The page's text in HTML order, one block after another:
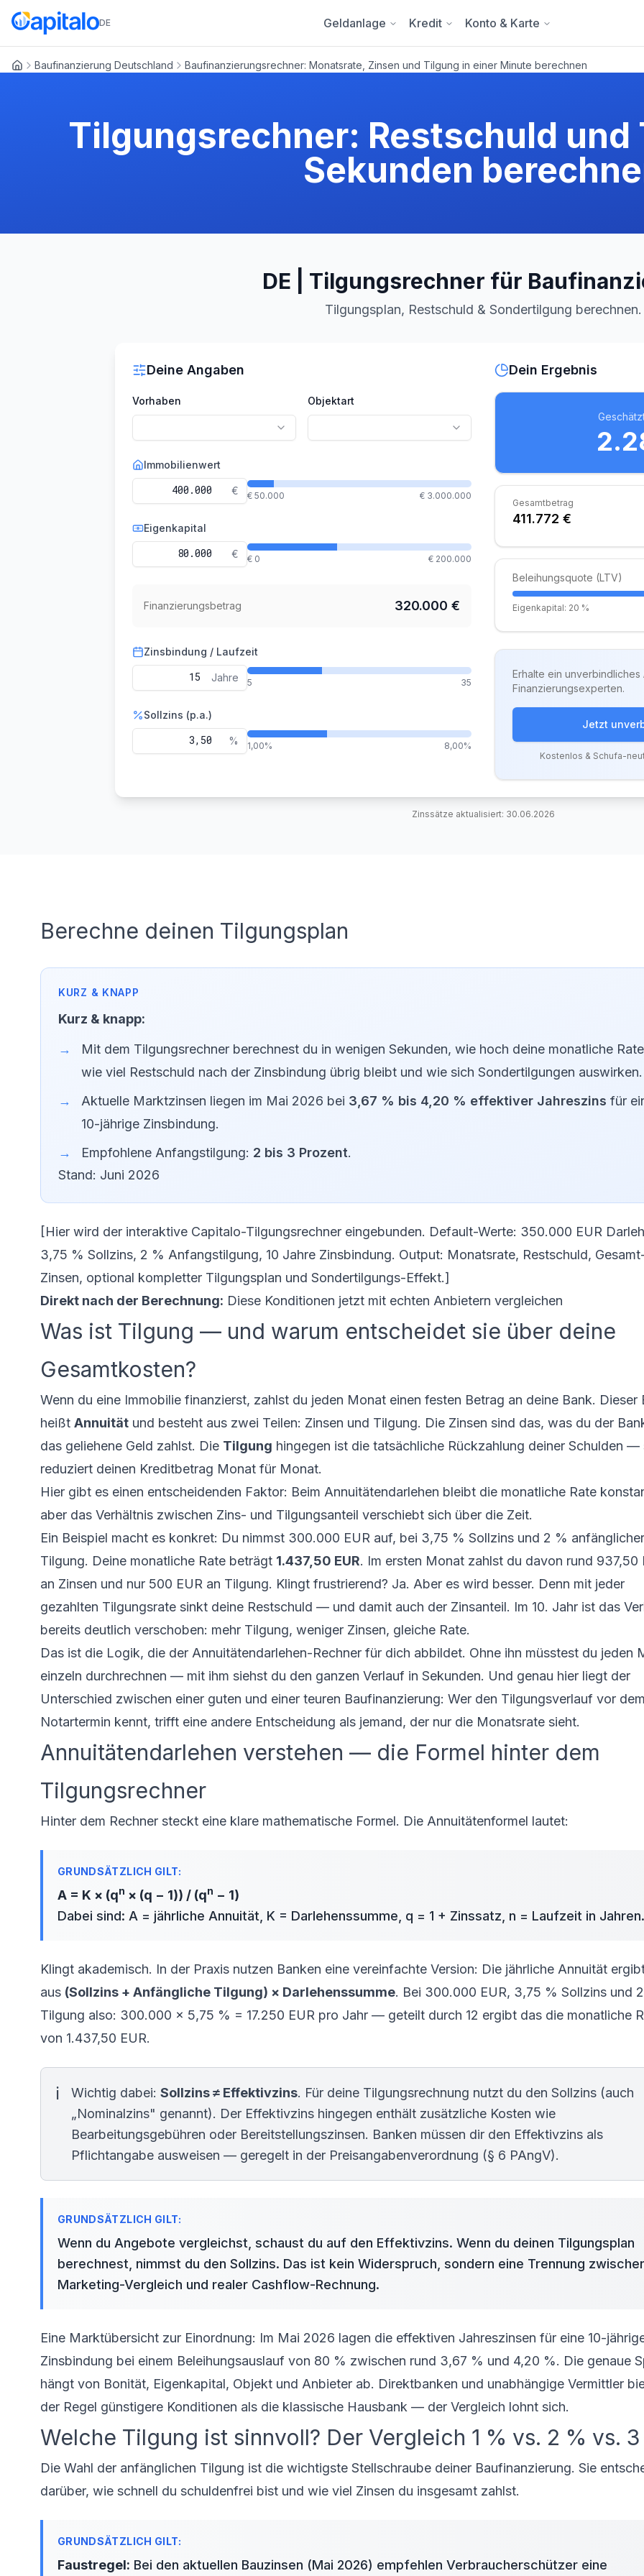
DE Geldanlage Kredit Konto & Karte
Baufinanzierung Deutschland Baufinanzierungsrechner: Monatsrate, Zinsen und Tilgung in einer Minute berechnen
Tilgungsrechner: Restschuld und
Sekunden
DE | Tilgungsrechner für
Tilgungsplan, Restschuld & Sondertilgung berechnen.
Deine Angaben
Vorhaben Objektart
Immobilienwert
€ € 50.000 € 3.000.000
Eigenkapital
€ € 0 € 200.000
Finanzierungsbetrag 320.000 €
Zinsbindung / Laufzeit
Jahre 5 35
Sollzins (p.a.)
% 1,00% 8,00%
Dein Ergebnis
Gesamtbetrag
411.772 €
Beleihungsquote (LTV)
Eigenkapital: 20 %
Erhalte ein
Finanzierungsexperten.
Jetzt
Kostenlos & Schufa-
Zinssätze aktualisiert: 30.06.2026
Berechne deinen Tilgungsplan
Kurz & knapp:
Mit dem Tilgungsrechner berechnest du in wenigen Sekunden, wie hoch deine monatliche
wie viel Restschuld nach der Zinsbindung übrig bleibt und wie sich Sondertilgungen auswirken.
Aktuelle Marktzinsen liegen im Mai 2026 bei 3,67 % bis 4,20 % effektiver Jahreszins für
10-jährige Zinsbindung.
Empfohlene Anfangstilgung: 2 bis 3 Prozent.
Stand: Juni 2026
[Hier wird der interaktive Capitalo-Tilgungsrechner eingebunden. Default-Werte: 350.000 EUR
3,75 % Sollzins, 2 % Anfangstilgung, 10 Jahre Zinsbindung. Output: Monatsrate, Restschuld,
Zinsen, optional kompletter Tilgungsplan und Sondertilgungs-Effekt.]
Direkt nach der Berechnung: Diese Konditionen jetzt mit echten Anbietern vergleichen
Was ist Tilgung — und warum entscheidet sie über deine
Gesamtkosten?
Wenn du eine Immobilie finanzierst, zahlst du jeden Monat einen festen Betrag an deine Bank. Dieser
heißt Annuität und besteht aus zwei Teilen: Zinsen und Tilgung. Die Zinsen sind das, was du der
das geliehene Geld zahlst. Die Tilgung hingegen ist die tatsächliche Rückzahlung deiner Schulden —
reduziert deinen Kreditbetrag Monat für Monat.
Hier gibt es einen entscheidenden Faktor: Beim Annuitätendarlehen bleibt die monatliche Rate
aber das Verhältnis zwischen Zins- und Tilgungsanteil verschiebt sich über die Zeit.
Ein Beispiel macht es konkret: Du nimmst 300.000 EUR auf, bei 3,75 % Sollzins und 2 % anfänglicher
Tilgung. Deine monatliche Rate beträgt 1.437,50 EUR. Im ersten Monat zahlst du davon rund 937,50
an Zinsen und nur 500 EUR an Tilgung. Klingt frustrierend? Ja. Aber es wird besser. Denn mit jeder
gezahlten Tilgungsrate sinkt deine Restschuld — und damit auch der Zinsanteil. Im 10. Jahr ist das
bereits deutlich verschoben: mehr Tilgung, weniger Zinsen, gleiche Rate.
Das ist die Logik, die der Annuitätendarlehen-Rechner für dich abbildet. Ohne ihn müsstest du jeden
einzeln durchrechnen — mit ihm siehst du den ganzen Verlauf in Sekunden. Und genau hier liegt der
Unterschied zwischen einer guten und einer teuren Baufinanzierung: Wer den Tilgungsverlauf vor dem
Notartermin kennt, trifft eine andere Entscheidung als jemand, der nur die Monatsrate sieht.
Annuitätendarlehen verstehen — die Formel hinter dem
Tilgungsrechner
Hinter dem Rechner steckt eine klare mathematische Formel. Die Annuitätenformel lautet:
A = K × (qn × (q − 1)) / (qn − 1)
Dabei sind: A = jährliche Annuität, K = Darlehenssumme, q = 1 + Zinssatz, n = Laufzeit in Jahren.
Klingt akademisch. In der Praxis nutzen Banken eine vereinfachte Version: Die jährliche Annuität
aus (Sollzins + Anfängliche Tilgung) × Darlehenssumme. Bei 300.000 EUR, 3,75 % Sollzins und
Tilgung also: 300.000 × 5,75 % = 17.250 EUR pro Jahr — geteilt durch 12 ergibt das die monatliche
von 1.437,50 EUR.
Wichtig dabei: Sollzins ≠ Effektivzins. Für deine Tilgungsrechnung nutzt du den Sollzins (auch
„Nominalzins" genannt). Der Effektivzins hingegen enthält zusätzliche Kosten wie
Bearbeitungsgebühren oder Bereitstellungszinsen. Banken müssen dir den Effektivzins als
Pflichtangabe ausweisen — geregelt in der Preisangabenverordnung (§ 6 PAngV).
Wenn du Angebote vergleichst, schaust du auf den Effektivzins. Wenn du deinen Tilgungsplan
berechnest, nimmst du den Sollzins. Das ist kein Widerspruch, sondern eine Trennung
Marketing-Vergleich und realer Cashflow-Rechnung.
Eine Marktübersicht zur Einordnung: Im Mai 2026 lagen die effektiven Jahreszinsen für eine 10-
Zinsbindung bei einem Beleihungsauslauf von 80 % zwischen rund 3,67 % und 4,20 %. Die genaue
hängt von Bonität, Eigenkapital, Objekt und Anbieter ab. Direktbanken und unabhängige Vermittler
der Regel günstigere Konditionen als die klassische Hausbank — der Vergleich lohnt sich.
Welche Tilgung ist sinnvoll? Der Vergleich 1 % vs. 2 % vs. 3
Die Wahl der anfänglichen Tilgung ist die wichtigste Stellschraube deiner Baufinanzierung. Sie
darüber, wie schnell du schuldenfrei bist und wie viel Zinsen du insgesamt zahlst.
Faustregel: Bei den aktuellen Bauzinsen (Mai 2026) empfehlen Verbraucherschützer eine